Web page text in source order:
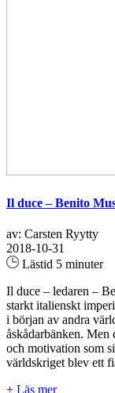
Il duce – Benito
av: Carsten Ryytty
2018-10-31
Lästid 5 minuter
Il duce – ledaren –
starkt italienskt
i början av andra
åskådarbänken. Men
och motivation som
världskriget blev ett
+ Läs mer